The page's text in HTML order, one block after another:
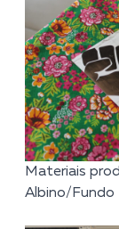
Materiais
Albino/Fundo